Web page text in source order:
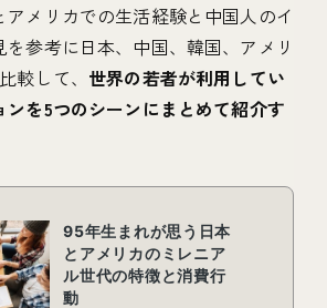
アメリカでの生活経験と中国人のイ
を参考に日本、中国、韓国、アメリ
較して、 世界の若者が利用してい
ンを5つのシーンにまとめて紹介す